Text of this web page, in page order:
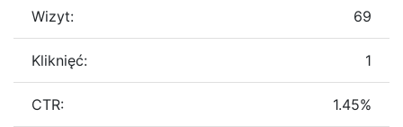
Wizyt: 69
Kliknięć: 1
CTR: 1.45%